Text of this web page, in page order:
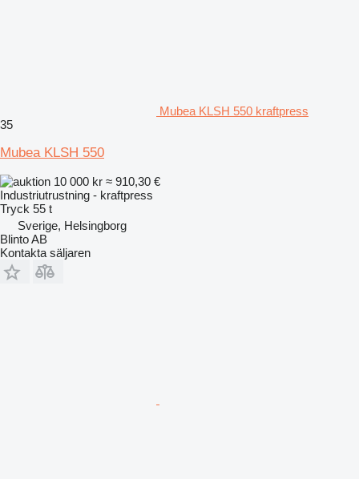
Mubea KLSH 550 kraftpress
35
Mubea KLSH 550
10 000 kr ≈ 910,30 €
Industriutrustning - kraftpress
Tryck 55 t
Sverige, Helsingborg
Blinto AB
Kontakta säljaren